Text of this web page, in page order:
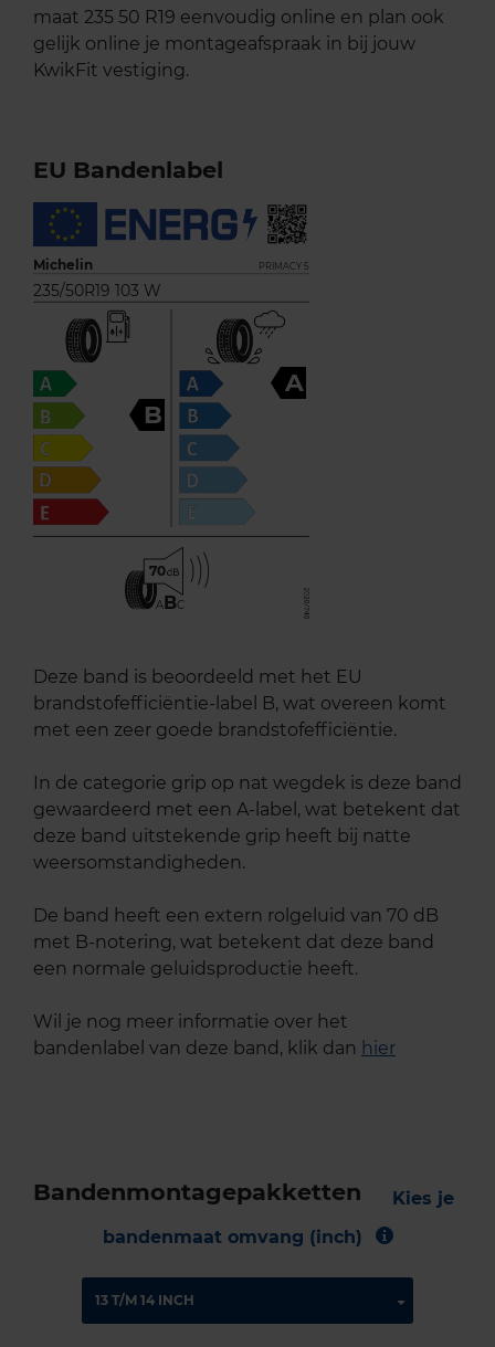
maat 235 50 R19 eenvoudig online en plan ook
gelijk online je montageafspraak in bij jouw
KwikFit vestiging.
EU Bandenlabel
Michelin PRIMACY 5
235/50R19 103 W
B
A
70
ABC
Deze band is beoordeeld met het EU
brandstofefficiëntie-label B, wat overeen komt
met een zeer goede brandstofefficiëntie.
In de categorie grip op nat wegdek is deze band
gewaardeerd met een A-label, wat betekent dat
deze band uitstekende grip heeft bij natte
weersomstandigheden.
De band heeft een extern rolgeluid van 70 dB
met B-notering, wat betekent dat deze band
een normale geluidsproductie heeft.
Wil je nog meer informatie over het
bandenlabel van deze band, klik dan hier
Bandenmontagepakketten
Kies je
bandenmaat omvang (inch)